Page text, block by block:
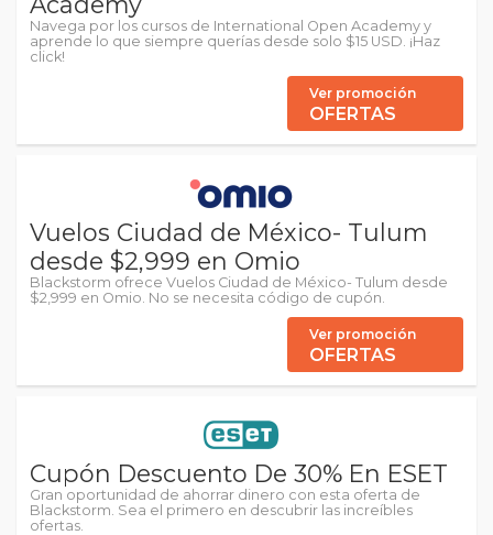
Navega por los cursos de International Open Academy y
aprende lo que siempre querías desde solo $15 USD. ¡Haz
click!
Ver promoción
OFERTAS
Vuelos Ciudad de México- Tulum
desde $2,999 en Omio
Blackstorm ofrece Vuelos Ciudad de México- Tulum desde
$2,999 en Omio. No se necesita código de cupón.
Ver promoción
OFERTAS
Cupón Descuento De 30% En ESET
Gran oportunidad de ahorrar dinero con esta oferta de
Blackstorm. Sea el primero en descubrir las increíbles
ofertas.